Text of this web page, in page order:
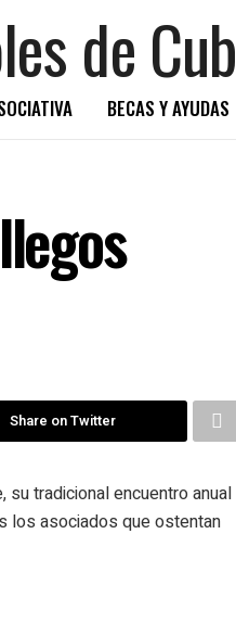
BECAS Y AYUDAS
Share on Twitter
tradicional encuentro anual
los asociados que ostentan